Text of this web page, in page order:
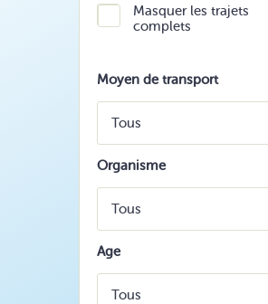
Masquer les trajets
complets
Moyen de transport
Tous
Organisme
Tous
Age
Tous